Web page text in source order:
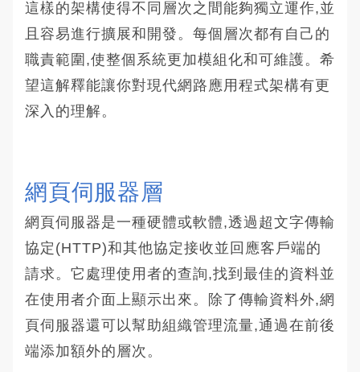
這樣的架構使得不同層次之間能夠獨立運作,並
且容易進行擴展和開發。每個層次都有自己的
職責範圍,使整個系統更加模組化和可維護。希
望這解釋能讓你對現代網路應用程式架構有更
深入的理解。
網頁伺服器層
網頁伺服器是一種硬體或軟體,透過超文字傳輸
協定(HTTP)和其他協定接收並回應客戶端的
請求。它處理使用者的查詢,找到最佳的資料並
在使用者介面上顯示出來。除了傳輸資料外,網
頁伺服器還可以幫助組織管理流量,通過在前後
端添加額外的層次。